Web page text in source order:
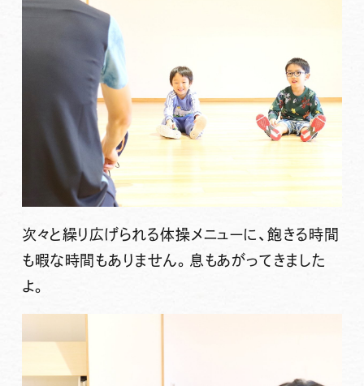
次々と繰り広げられる体操メニューに、飽きる時間
も暇な時間もありません。息もあがってきました
よ。